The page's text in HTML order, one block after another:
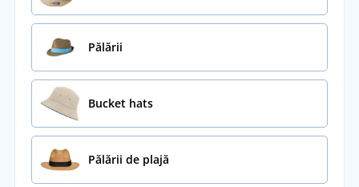
Pălării
Bucket hats
Pălării de plajă